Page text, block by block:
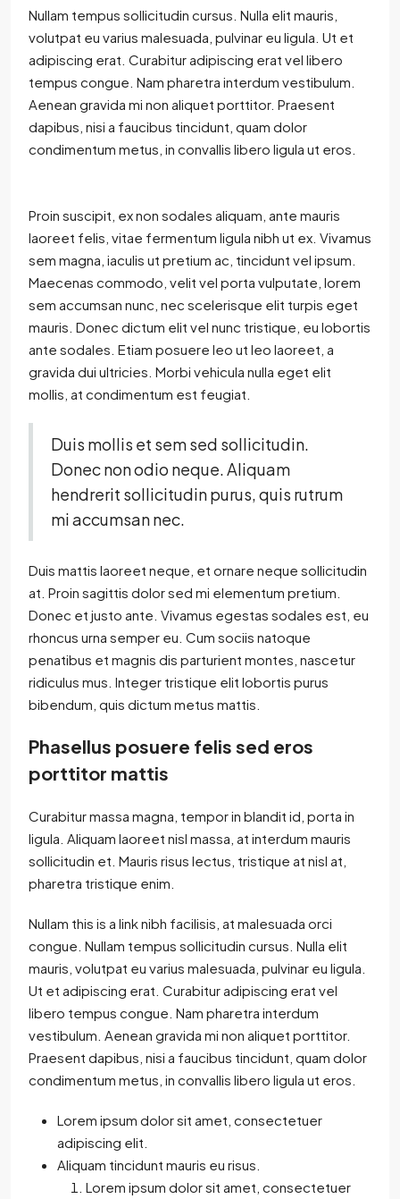
Nullam tempus sollicitudin cursus. Nulla elit mauris,
volutpat eu varius malesuada, pulvinar eu ligula. Ut et
adipiscing erat. Curabitur adipiscing erat vel libero
tempus congue. Nam pharetra interdum vestibulum.
Aenean gravida mi non aliquet porttitor. Praesent
dapibus, nisi a faucibus tincidunt, quam dolor
condimentum metus, in convallis libero ligula ut eros.
Proin suscipit, ex non sodales aliquam, ante mauris
laoreet felis, vitae fermentum ligula nibh ut ex. Vivamus
sem magna, iaculis ut pretium ac, tincidunt vel ipsum.
Maecenas commodo, velit vel porta vulputate, lorem
sem accumsan nunc, nec scelerisque elit turpis eget
mauris. Donec dictum elit vel nunc tristique, eu lobortis
ante sodales. Etiam posuere leo ut leo laoreet, a
gravida dui ultricies. Morbi vehicula nulla eget elit
mollis, at condimentum est feugiat.
Duis mollis et sem sed sollicitudin.
Donec non odio neque. Aliquam
hendrerit sollicitudin purus, quis rutrum
mi accumsan nec.
Duis mattis laoreet neque, et ornare neque sollicitudin
at. Proin sagittis dolor sed mi elementum pretium.
Donec et justo ante. Vivamus egestas sodales est, eu
rhoncus urna semper eu. Cum sociis natoque
penatibus et magnis dis parturient montes, nascetur
ridiculus mus. Integer tristique elit lobortis purus
bibendum, quis dictum metus mattis.
Phasellus posuere felis sed eros
porttitor mattis
Curabitur massa magna, tempor in blandit id, porta in
ligula. Aliquam laoreet nisl massa, at interdum mauris
sollicitudin et. Mauris risus lectus, tristique at nisl at,
pharetra tristique enim.
Nullam this is a link nibh facilisis, at malesuada orci
congue. Nullam tempus sollicitudin cursus. Nulla elit
mauris, volutpat eu varius malesuada, pulvinar eu ligula.
Ut et adipiscing erat. Curabitur adipiscing erat vel
libero tempus congue. Nam pharetra interdum
vestibulum. Aenean gravida mi non aliquet porttitor.
Praesent dapibus, nisi a faucibus tincidunt, quam dolor
condimentum metus, in convallis libero ligula ut eros.
Lorem ipsum dolor sit amet, consectetuer
adipiscing elit.
Aliquam tincidunt mauris eu risus.
Lorem ipsum dolor sit amet, consectetuer